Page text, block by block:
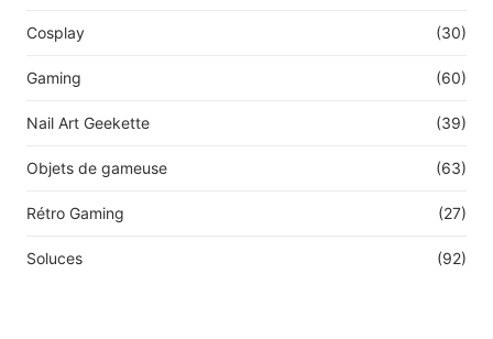
Cosplay (30)
Gaming (60)
Nail Art Geekette (39)
Objets de gameuse (63)
Rétro Gaming (27)
Soluces (92)